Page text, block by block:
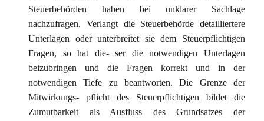
Steuerbehörden haben bei unklarer Sachlage
nachzufragen. Verlangt die Steuerbehörde detailliertere
Unterlagen oder unterbreitet sie dem Steuerpflichtigen
Fragen, so hat die- ser die notwendigen Unterlagen
beizubringen und die Fragen korrekt und in der
notwendigen Tiefe zu beantworten. Die Grenze der
Mitwirkungs- pflicht des Steuerpflichtigen bildet die
Zumutbarkeit als Ausfluss des Grundsatzes der